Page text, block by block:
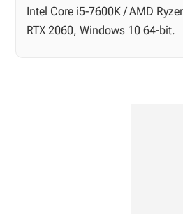
Intel Core i5-7600K / AMD
RTX 2060, Windows 10 64-bit.